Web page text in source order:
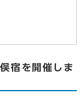
宿を開催しま